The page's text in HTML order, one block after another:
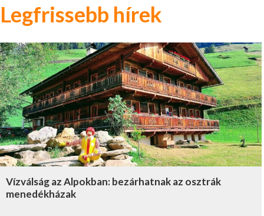
Legfrissebb hírek
Vízválság az Alpokban: bezárhatnak az osztrák
menedékházak